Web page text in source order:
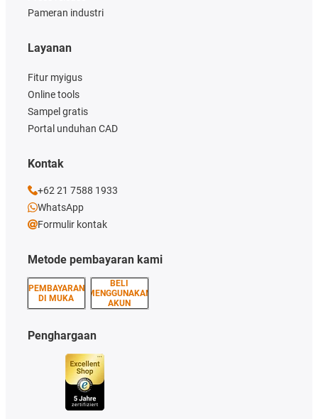
Pameran industri
Metode pembayaran kami
PEMBAYARAN
DI MUKA
BELI
MENGGUNAKAN
AKUN
Layanan
Fitur myigus
Online tools
Sampel gratis
Portal unduhan CAD
Penghargaan
Kontak
+62 21 7588 1933
WhatsApp
Formulir kontak